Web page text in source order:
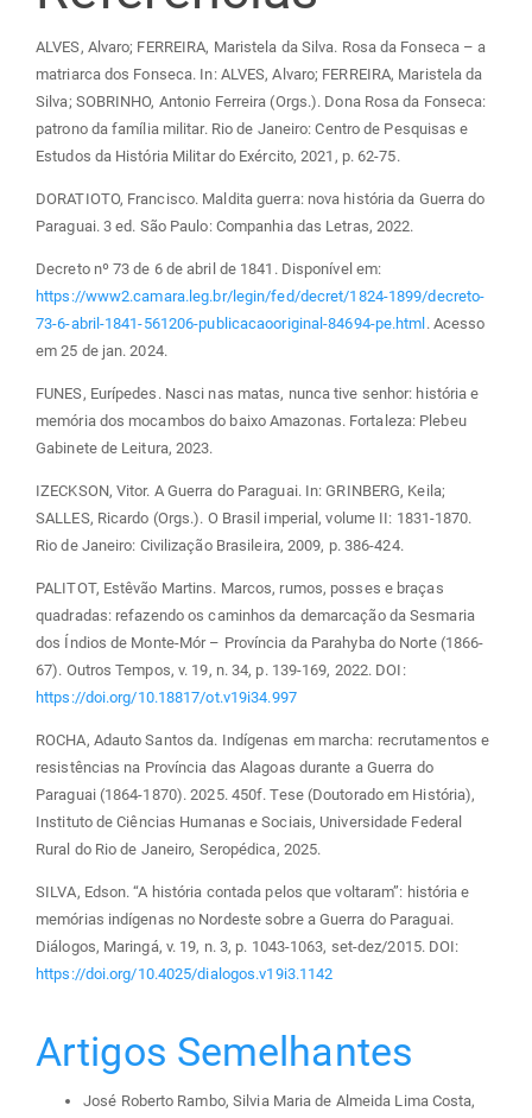
ALVES, Alvaro; FERREIRA, Maristela da Silva. Rosa da Fonseca – a
matriarca dos Fonseca. In: ALVES, Alvaro; FERREIRA, Maristela da
Silva; SOBRINHO, Antonio Ferreira (Orgs.). Dona Rosa da Fonseca:
patrono da família militar. Rio de Janeiro: Centro de Pesquisas e
Estudos da História Militar do Exército, 2021, p. 62-75.
DORATIOTO, Francisco. Maldita guerra: nova história da Guerra do
Paraguai. 3 ed. São Paulo: Companhia das Letras, 2022.
Decreto nº 73 de 6 de abril de 1841. Disponível em:
https://www2.camara.leg.br/legin/fed/decret/1824-1899/decreto-
73-6-abril-1841-561206-publicacaooriginal-84694-pe.html. Acesso
em 25 de jan. 2024.
FUNES, Eurípedes. Nasci nas matas, nunca tive senhor: história e
memória dos mocambos do baixo Amazonas. Fortaleza: Plebeu
Gabinete de Leitura, 2023.
IZECKSON, Vitor. A Guerra do Paraguai. In: GRINBERG, Keila;
SALLES, Ricardo (Orgs.). O Brasil imperial, volume II: 1831-1870.
Rio de Janeiro: Civilização Brasileira, 2009, p. 386-424.
PALITOT, Estêvão Martins. Marcos, rumos, posses e braças
quadradas: refazendo os caminhos da demarcação da Sesmaria
dos Índios de Monte-Mór – Província da Parahyba do Norte (1866-
67). Outros Tempos, v. 19, n. 34, p. 139-169, 2022. DOI:
https://doi.org/10.18817/ot.v19i34.997
ROCHA, Adauto Santos da. Indígenas em marcha: recrutamentos e
resistências na Província das Alagoas durante a Guerra do
Paraguai (1864-1870). 2025. 450f. Tese (Doutorado em História),
Instituto de Ciências Humanas e Sociais, Universidade Federal
Rural do Rio de Janeiro, Seropédica, 2025.
SILVA, Edson. “A história contada pelos que voltaram”: história e
memórias indígenas no Nordeste sobre a Guerra do Paraguai.
Diálogos, Maringá, v. 19, n. 3, p. 1043-1063, set-dez/2015. DOI:
https://doi.org/10.4025/dialogos.v19i3.1142
Artigos Semelhantes
José Roberto Rambo, Silvia Maria de Almeida Lima Costa,